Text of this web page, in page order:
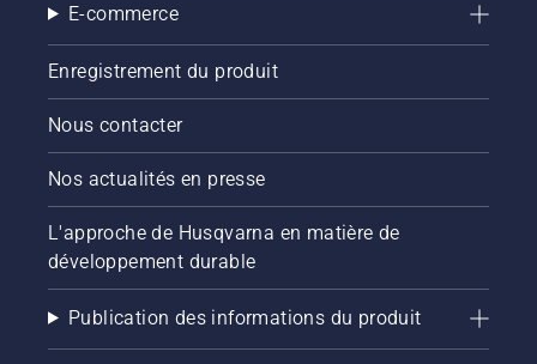
E-commerce
Enregistrement du produit
Nous contacter
Nos actualités en presse
L'approche de Husqvarna en matière de
développement durable
Publication des informations du produit